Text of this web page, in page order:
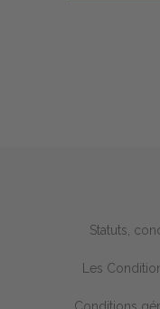
Statuts,
Les
Conditions